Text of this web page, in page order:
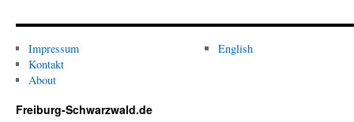
Impressum
Kontakt
About
English
Freiburg-Schwarzwald.de